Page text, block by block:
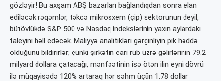
gözləyir! Bu axşam ABŞ bazarları bağlandıqdan sonra elan
ediləcək rəqəmlər, təkcə mikrosxem (çip) sektorunun deyil,
bütövlükdə S&P 500 və Nasdaq indekslərinin yaxın aylardakı
taleyini həll edəcək. Maliyyə analitikləri gərginliyin pik həddə
olduğunu bildirirlər; çünki şirkətin cari rüb üzrə gəlirlərinin 79.2
milyard dollara çatacağı, mənfəətinin isə ötən ilin eyni dövrü
ilə müqayisədə 120% artaraq hər səhm üçün 1.78 dollar